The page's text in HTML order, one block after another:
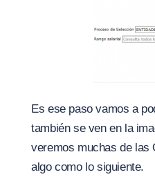
Es ese paso vamos a
también se ven en la
veremos muchas de las
algo como lo siguiente.